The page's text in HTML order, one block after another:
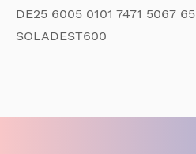
DE25 6005 0101 7471 5067 65
SOLADEST600